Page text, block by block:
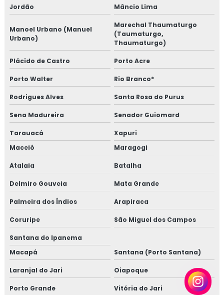
Jordão Mâncio Lima
Manoel Urbano (Manuel
Urbano)
Marechal Thaumaturgo
(Taumaturgo,
Thaumaturgo)
Plácido de Castro Porto Acre
Porto Walter Rio Branco*
Rodrigues Alves Santa Rosa do Purus
Sena Madureira Senador Guiomard
Tarauacá
Xapuri
Maceió
Maragogi
Atalaia Batalha
Delmiro Gouveia Mata Grande
Palmeira dos Índios Arapiraca
Coruripe São Miguel dos Campos
Santana do Ipanema
Macapá
Santana (Porto Santana)
Laranjal do Jari Oiapoque
Porto Grande Vitória do Jari